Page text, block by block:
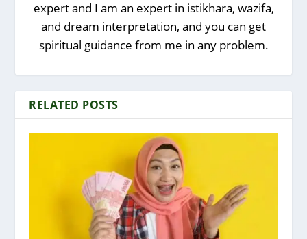
expert and I am an expert in istikhara, wazifa,
and dream interpretation, and you can get
spiritual guidance from me in any problem.
RELATED POSTS